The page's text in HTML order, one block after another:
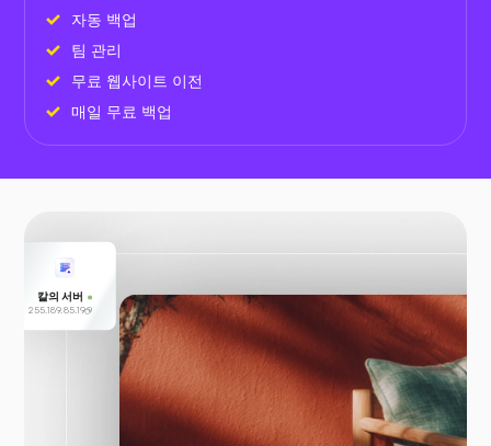
자동 백업
팀 관리
무료 웹사이트 이전
매일 무료 백업
칼의 서버
255.189.85.19